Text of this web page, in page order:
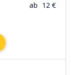
ab 12 €